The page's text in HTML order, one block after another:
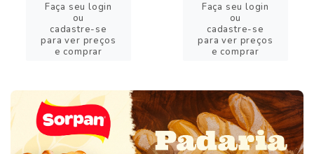
Faça seu login
ou
cadastre-se
para ver preços
e comprar
Faça seu login
ou
cadastre-se
para ver preços
e comprar